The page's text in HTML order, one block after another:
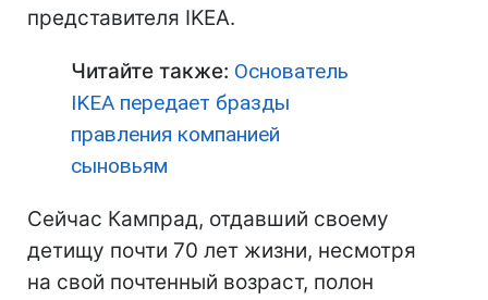
представителя IKEA.
Читайте также: Основатель
IKEA передает бразды
правления компанией
сыновьям
Сейчас Кампрад, отдавший своему
детищу почти 70 лет жизни, несмотря
на свой почтенный возраст, полон